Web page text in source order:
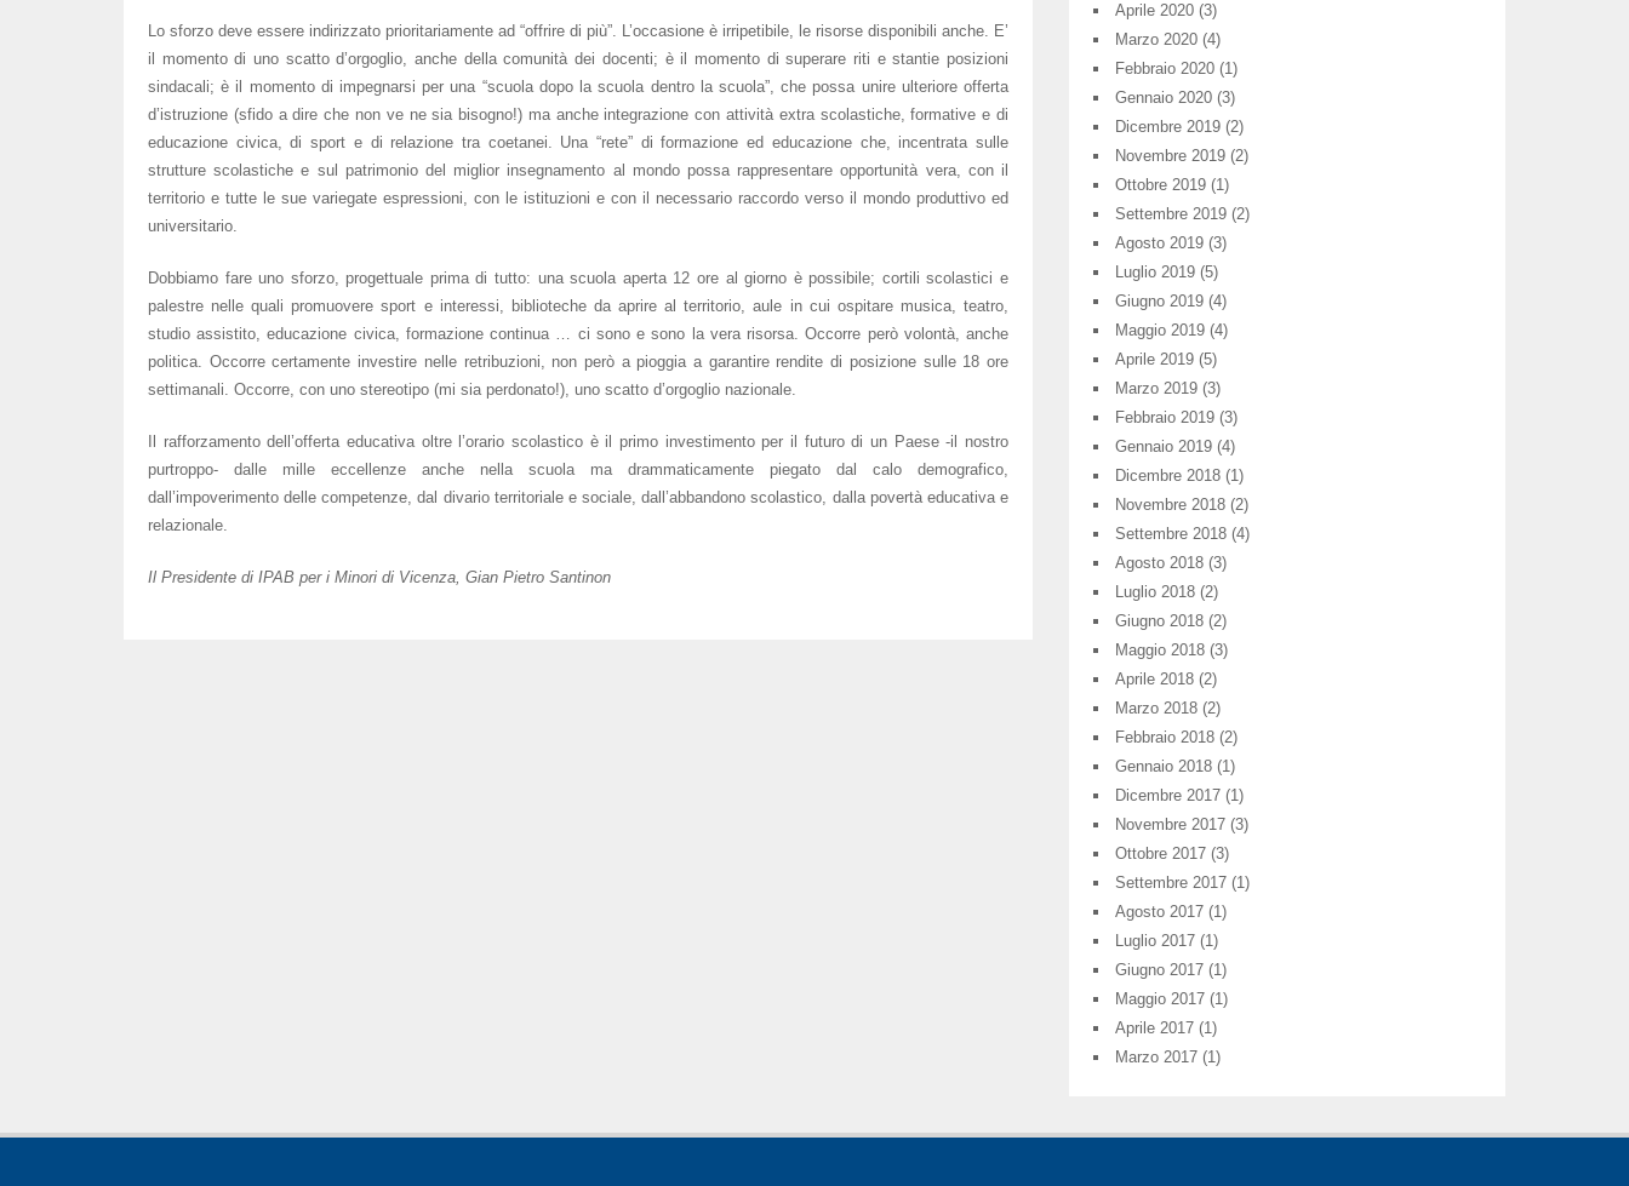
Lo sforzo deve essere indirizzato prioritariamente ad “offrire di più”. L’occasione è irripetibile, le risorse disponibili anche. E’
il momento di uno scatto d’orgoglio, anche della comunità dei docenti; è il momento di superare riti e stantie posizioni
sindacali; è il momento di impegnarsi per una “scuola dopo la scuola dentro la scuola”, che possa unire ulteriore offerta
d’istruzione (sfido a dire che non ve ne sia bisogno!) ma anche integrazione con attività extra scolastiche, formative e di
educazione civica, di sport e di relazione tra coetanei. Una “rete” di formazione ed educazione che, incentrata sulle
strutture scolastiche e sul patrimonio del miglior insegnamento al mondo possa rappresentare opportunità vera, con il
territorio e tutte le sue variegate espressioni, con le istituzioni e con il necessario raccordo verso il mondo produttivo ed
universitario.
Dobbiamo fare uno sforzo, progettuale prima di tutto: una scuola aperta 12 ore al giorno è possibile; cortili scolastici e
palestre nelle quali promuovere sport e interessi, biblioteche da aprire al territorio, aule in cui ospitare musica, teatro,
studio assistito, educazione civica, formazione continua … ci sono e sono la vera risorsa. Occorre però volontà, anche
politica. Occorre certamente investire nelle retribuzioni, non però a pioggia a garantire rendite di posizione sulle 18 ore
settimanali. Occorre, con uno stereotipo (mi sia perdonato!), uno scatto d’orgoglio nazionale.
Il rafforzamento dell’offerta educativa oltre l’orario scolastico è il primo investimento per il futuro di un Paese -il nostro
purtroppo- dalle mille eccellenze anche nella scuola ma drammaticamente piegato dal calo demografico,
dall’impoverimento delle competenze, dal divario territoriale e sociale, dall’abbandono scolastico, dalla povertà educativa e
relazionale.
Il Presidente di IPAB per i Minori di Vicenza, Gian Pietro Santinon
Aprile 2020 (3)
Marzo 2020 (4)
Febbraio 2020 (1)
Gennaio 2020 (3)
Dicembre 2019 (2)
Novembre 2019 (2)
Ottobre 2019 (1)
Settembre 2019 (2)
Agosto 2019 (3)
Luglio 2019 (5)
Giugno 2019 (4)
Maggio 2019 (4)
Aprile 2019 (5)
Marzo 2019 (3)
Febbraio 2019 (3)
Gennaio 2019 (4)
Dicembre 2018 (1)
Novembre 2018 (2)
Settembre 2018 (4)
Agosto 2018 (3)
Luglio 2018 (2)
Giugno 2018 (2)
Maggio 2018 (3)
Aprile 2018 (2)
Marzo 2018 (2)
Febbraio 2018 (2)
Gennaio 2018 (1)
Dicembre 2017 (1)
Novembre 2017 (3)
Ottobre 2017 (3)
Settembre 2017 (1)
Agosto 2017 (1)
Luglio 2017 (1)
Giugno 2017 (1)
Maggio 2017 (1)
Aprile 2017 (1)
Marzo 2017 (1)